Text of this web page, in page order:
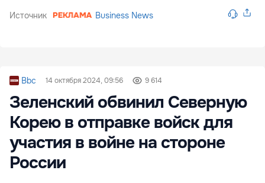
Источник Business News
Bbc 14 октября 2024, 09:56 9 614
Зеленский обвинил Северную
Корею в отправке войск для
участия в войне на стороне
России